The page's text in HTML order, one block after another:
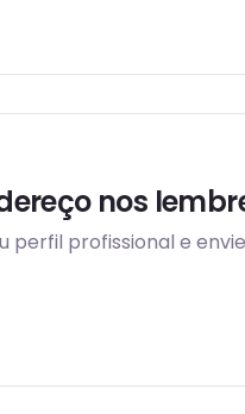
nos
perfil profissional e